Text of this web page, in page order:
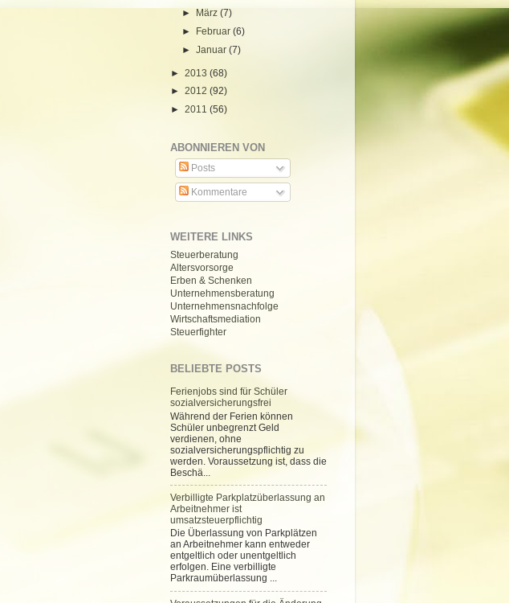
► März(7)
►
Februar(6)
►Januar(7)
► 2013 (68)
► 2012 (92)
► 2011 (56)
ABONNIEREN VON
Posts
Kommentare
WEITERE LINKS
Steuerberatung
Altersvorsorge
Erben & Schenken
Unternehmensberatung
Unternehmensnachfolge
Wirtschaftsmediation
Steuerfighter
BELIEBTE POSTS
Ferienjobs sind für Schüler
sozialversicherungsfrei
Während der Ferien können
Schüler unbegrenzt Geld
verdienen, ohne
sozialversicherungspflichtig zu
werden. Voraussetzung ist, dass die
Beschä...
Verbilligte Parkplatzüberlassung an
Arbeitnehmer ist
umsatzsteuerpflichtig
Die Überlassung von Parkplätzen
an Arbeitnehmer kann entweder
entgeltlich oder unentgeltlich
erfolgen. Eine verbilligte
Parkraumüberlassung ...